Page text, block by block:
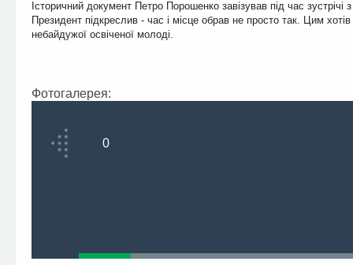
Історичний документ Петро Порошенко завізував під час
Президент підкреслив - час і місце обрав не просто так. Цим
небайдужої освіченої молоді.
Фотогалерея:
0